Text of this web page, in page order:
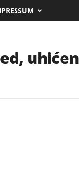
uhićen